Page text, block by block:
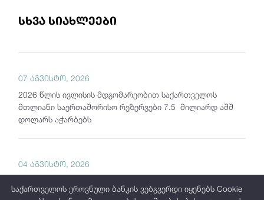
სხვა სიახლეები
07 აგვისტო, 2026
2026 წლის ივლისის მდგომარეობით საქართველოს
მთლიანი საერთაშორისო რეზერვები 7.5 მილიარდ აშშ
დოლარს აჭარბებს
04 აგვისტო, 2026
აქვეყნებს
საქართველოს ეროვნული ბანკის ვებგვერდი იყენებს Cookie